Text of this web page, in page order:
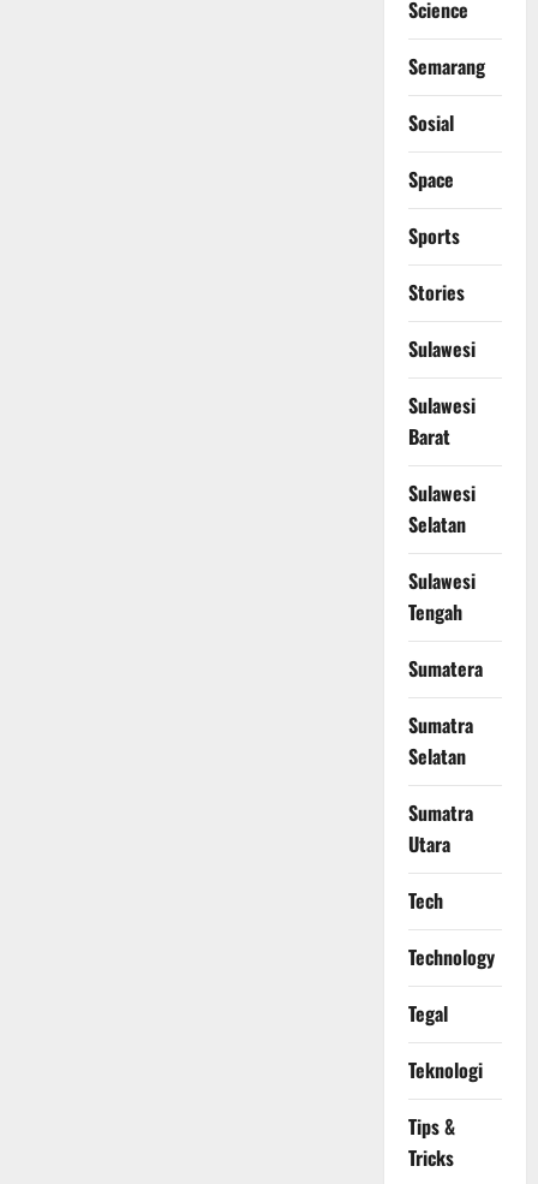
Science
Semarang
Sosial
Space
Sports
Stories
Sulawesi
Sulawesi
Barat
Sulawesi
Selatan
Sulawesi
Tengah
Sumatera
Sumatra
Selatan
Sumatra
Utara
Tech
Technology
Tegal
Teknologi
Tips &
Tricks